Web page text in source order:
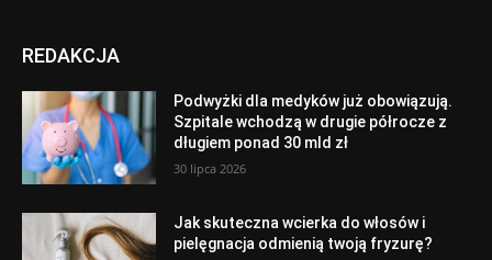
REDAKCJA
Podwyżki dla medyków już obowiązują.
Szpitale wchodzą w drugie półrocze z
długiem ponad 30 mld zł
30 lipca 2026
Jak skuteczna wcierka do włosów i
pielęgnacja odmienią twoją fryzurę?